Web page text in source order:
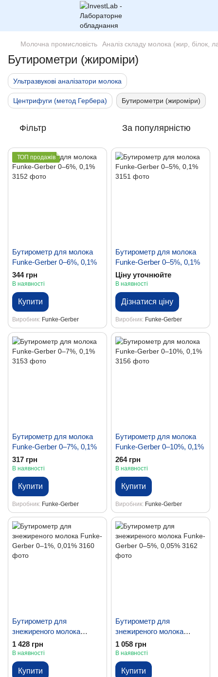
Молочна промисловість Аналіз складу молока (жир, білок,
Бутирометри (жироміри)
Ультразвукові аналізатори молока
Центрифуги (метод Гербера) Бутирометри (жироміри)
Фільтр За популярністю
ТОП продажів
Бутирометр для молока
Funke-Gerber 0–6%, 0,1%
344 грн
В наявності
Купити
Виробник Funke-Gerber
Бутирометр для молока
Funke-Gerber 0–5%, 0,1%
Ціну уточнюйте
В наявності
Дізнатися ціну
Виробник Funke-Gerber
Бутирометр для молока
Funke-Gerber 0–7%, 0,1%
317 грн
В наявності
Купити
Виробник Funke-Gerber
Бутирометр для молока
Funke-Gerber 0–10%, 0,1%
264 грн
В наявності
Купити
Виробник Funke-Gerber
Бутирометр для
знежиреного молока
Funke-Gerber 0–1%, 0,01%
1 428 грн
В наявності
Купити
Бутирометр для
знежиреного молока
Funke-Gerber 0–5%, 0,05%
1 058 грн
В наявності
Купити